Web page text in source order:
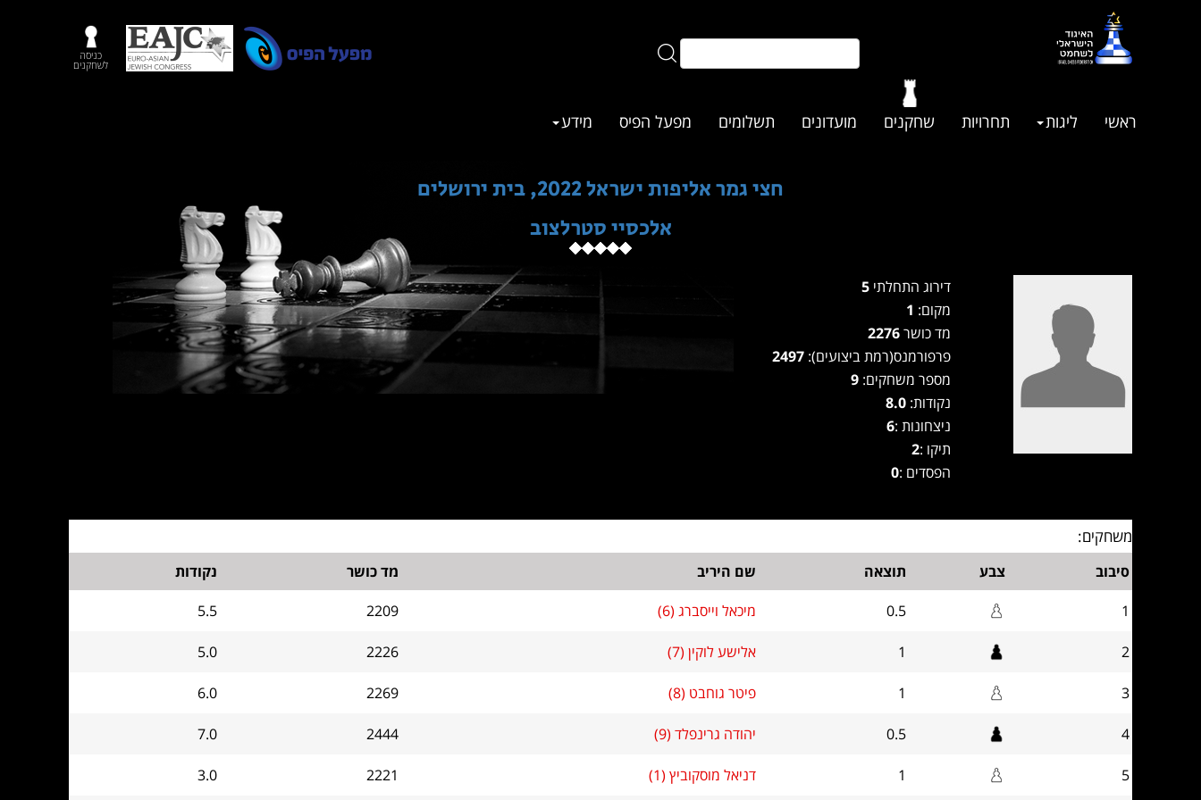
כניסה
לשחקנים
ראשי ליגות תחרויות שחקנים מועדונים תשלומים מפעל הפיס מידע
חצי גמר אליפות ישראל 2022, בית ירושלים
אלכסיי סטרלצוב
דירוג התחלתי 5
מקום:
מד כושר2276
פרפורמנס(רמת ביצועים): 2497
מספר משחקים: 9
נקודות:8.0
ניצחונות :6
תיקו :2
הפסדים :0
משחקים:
סיבוב צבע תוצאה שם היריב מד כושר
נקודות
1
0.5 מיכאל וייסברג (6) 2209
5.5
2
1 אלישע לוקין (7) 2226
5.0
3
1 פיטר גוחבט (8) 2269
6.0
4
0.5 יהודה גרינפלד (9) 2444
7.0
5
1 דניאל מוסקוביץ (1) 2221
3.0